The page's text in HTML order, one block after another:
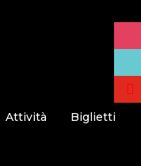
Attività
Biglietti